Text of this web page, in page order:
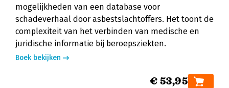
mogelijkheden van een database voor
schadeverhaal door asbestslachtoffers. Het toont de
complexiteit van het verbinden van medische en
juridische informatie bij beroepsziekten.
Boek bekijken
€ 53,95